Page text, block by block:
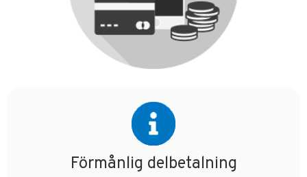
Förmånlig delbetalning